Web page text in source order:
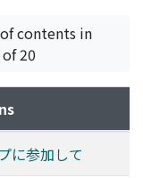
contents in
20
に参加して